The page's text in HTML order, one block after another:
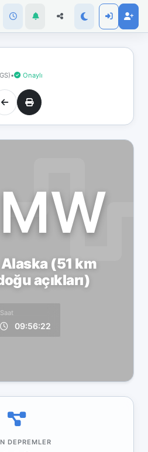
• Onaylı
(51 km
açıkları)
Saat
09:56:22
DEPREMLER